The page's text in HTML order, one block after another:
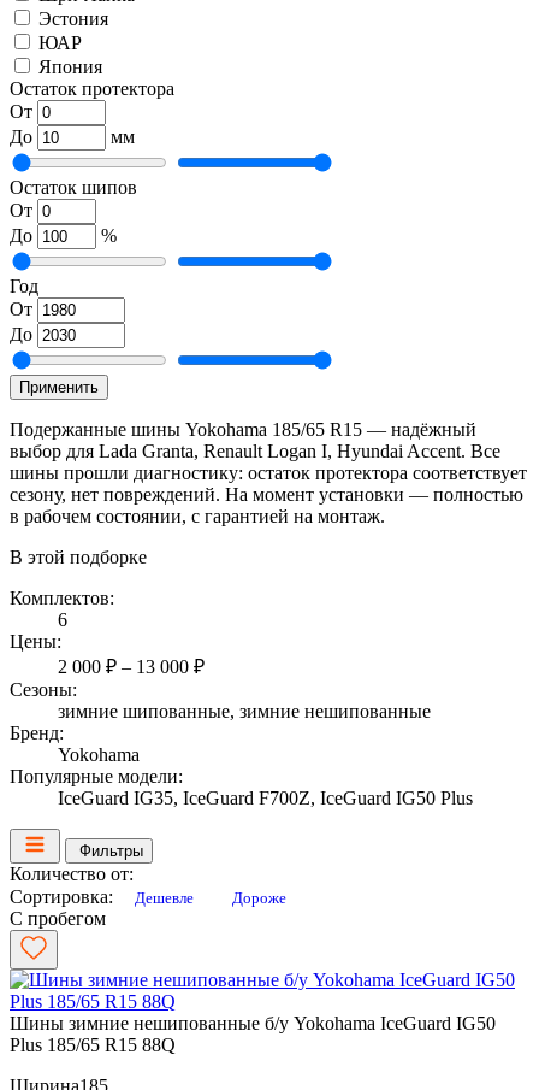
Эстония
ЮАР
Япония
Остаток протектора
От
До
мм
Остаток шипов
От
До
%
Год
От
До
Применить
Подержанные шины Yokohama 185/65 R15 — надёжный
выбор для Lada Granta, Renault Logan I, Hyundai Accent. Все
шины прошли диагностику: остаток протектора соответствует
сезону, нет повреждений. На момент установки — полностью
в рабочем состоянии, с гарантией на монтаж.
В этой подборке
Комплектов:
6
Цены:
2 000 ₽ – 13 000 ₽
Сезоны:
зимние шипованные, зимние нешипованные
Бренд:
Yokohama
Популярные модели:
IceGuard IG35, IceGuard F700Z, IceGuard IG50 Plus
Фильтры
Количество от:
Сортировка:
Дешевле Дороже
С пробегом
Шины зимние нешипованные б/у Yokohama IceGuard IG50
Plus 185/65 R15 88Q
Ширина185